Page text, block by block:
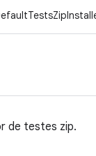
de testes zip.